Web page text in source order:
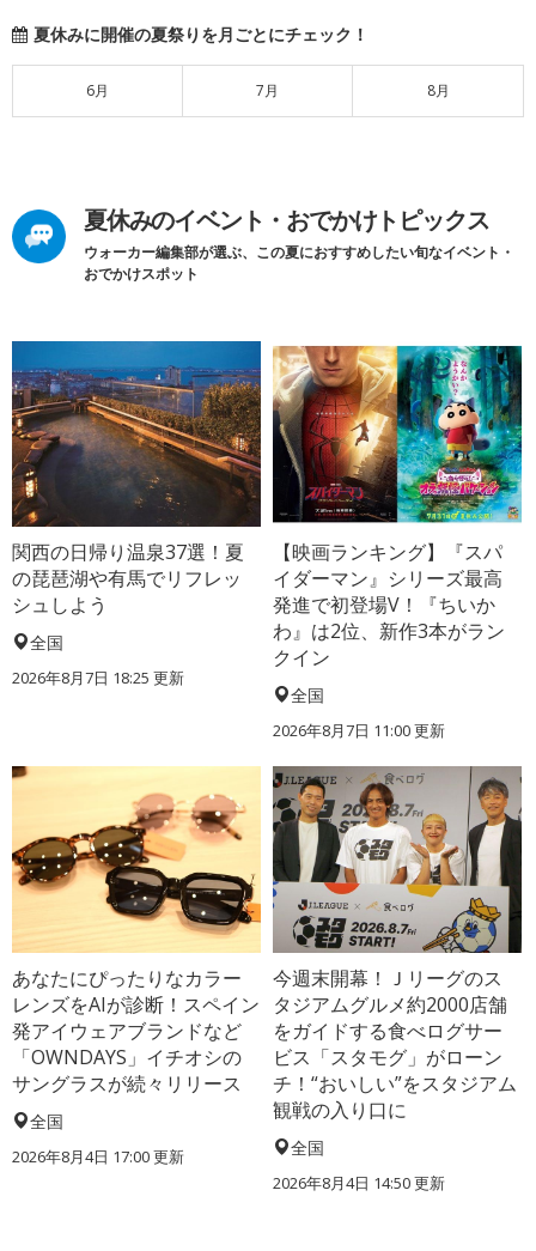
夏休みに開催の夏祭りを月ごとにチェック！
6月 7月 8月
夏休みのイベント・おでかけトピックス
ウォーカー編集部が選ぶ、この夏におすすめしたい旬なイベント・
おでかけスポット
関西の日帰り温泉37選！夏
の琵琶湖や有馬でリフレッ
シュしよう
全国
2026年8月7日 18:25 更新
【映画ランキング】『スパ
イダーマン』シリーズ最高
発進で初登場V！『ちいか
わ』は2位、新作3本がラン
クイン
全国
2026年8月7日 11:00更新
あなたにぴったりなカラー
レンズをAIが診断！スペイン
発アイウェアブランドなど
「OWNDAYS」イチオシの
サングラスが続々リリース
全国
2026年8月4日 17:00更新
今週末開幕！Ｊリーグのス
タジアムグルメ約2000店舗
をガイドする食べログサー
ビス「スタモグ」がローン
チ！“おいしい”をスタジアム
観戦の入り口に
全国
2026年8月4日 14:50更新